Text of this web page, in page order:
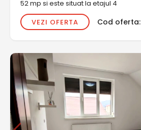
52 mp si este situat la etajul 4
VEZI OFERTA
Cod oferta: